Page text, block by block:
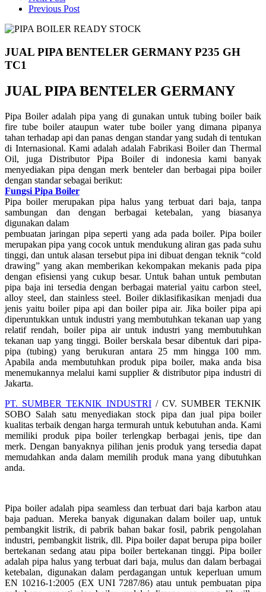
Previous Post
JUAL PIPA BENTELER GERMANY P235 GH
TC1
JUAL PIPA BENTELER GERMANY
Pipa Boiler adalah pipa yang di gunakan untuk tubing boiler baik
fire tube boiler ataupun water tube boiler yang dimana pipanya
tahan terhadap api dan panas dengan standar yang sudah di tentukan
di Internasional. Kami adalah adalah Fabrikasi Boiler dan Thermal
Oil, juga Distributor Pipa Boiler di indonesia kami banyak
menyediakan pipa dengan merk benteler dan berbagai pipa boiler
dengan standar sebagai berikut:
Fungsi Pipa Boiler
Pipa boiler merupakan pipa halus yang terbuat dari baja, tanpa
sambungan dan dengan berbagai ketebalan, yang biasanya
digunakan dalam
pembuatan jaringan pipa seperti yang ada pada boiler. Pipa boiler
merupakan pipa yang cocok untuk mendukung aliran gas pada suhu
tinggi, dan untuk alasan tersebut pipa ini dibuat dengan teknik “cold
drawing” yang akan memberikan kekompakan mekanis pada pipa
dengan efisiensi yang cukup besar. Untuk bahan untuk pembutan
pipa baja ini tersedia dengan berbagai material yaitu carbon steel,
alloy steel, dan stainless steel. Boiler diklasifikasikan menjadi dua
jenis yaitu boiler pipa api dan boiler pipa air. Jika boiler pipa api
diperuntukkan untuk industri yang membutuhkan tekanan uap yang
relatif rendah, boiler pipa air untuk industri yang membutuhkan
tekanan uap yang tinggi. Boiler berskala besar dibentuk dari pipa-
pipa (tubing) yang berukuran antara 25 mm hingga 100 mm.
Apabila anda membutuhkan produk pipa boiler, maka anda bisa
menemukannya melalui kami supplier & distributor pipa industri di
Jakarta.
PT. SUMBER TEKNIK INDUSTRI / CV. SUMBER TEKNIK
SOBO Salah satu menyediakan stock pipa dan jual pipa boiler
kualitas terbaik dengan harga termurah untuk kebutuhan anda. Kami
memiliki produk pipa boiler terlengkap berbagai jenis, tipe dan
merk. Dengan banyaknya pilihan jenis produk yang tersedia dapat
memudahkan anda dalam memilih produk mana yang dibutuhkan
anda.
Pipa boiler adalah pipa seamless dan terbuat dari baja karbon atau
baja paduan. Mereka banyak digunakan dalam boiler uap, untuk
pembangkit listrik, di pabrik bahan bakar fosil, pabrik pengolahan
industri, pembangkit listrik, dll. Pipa boiler dapat berupa pipa boiler
bertekanan sedang atau pipa boiler bertekanan tinggi. Pipa boiler
adalah pipa halus yang terbuat dari baja, mulus dan dalam berbagai
ketebalan, digunakan dalam perdagangan untuk keperluan umum
EN 10216-1:2005 (EX UNI 7287/86) atau untuk pembuatan pipa